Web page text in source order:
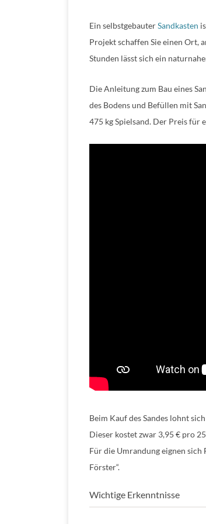
Ein selbstgebauterSandkasten
Projekt schaffen Sie einen Ort,
Stunden lässt sich ein
Die Anleitung zum Bau eines
des Bodens und Befüllen mit
475 kg Spielsand. Der Preis für
Beim Kauf des Sandes lohnt
Dieser kostet zwar 3,95 € pro
Für die Umrandung eignen sich
Förster“.
Wichtige Erkenntnisse